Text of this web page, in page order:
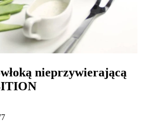
nieprzywierającą